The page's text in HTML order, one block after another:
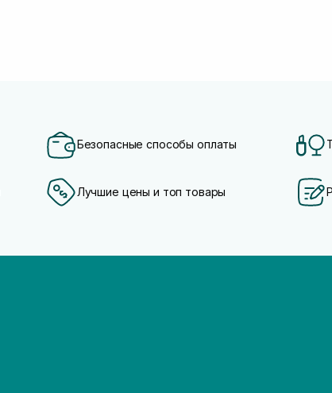
Безопасные способы оплаты
Лучшие цены и топ товары